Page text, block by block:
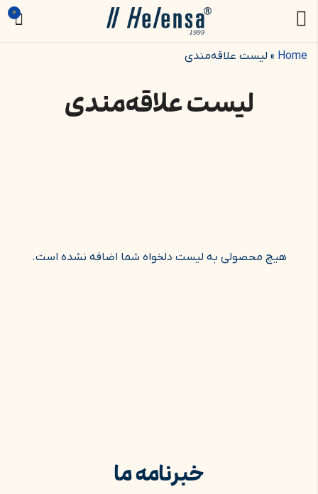
0
لیست علاقه‌مندی
Home
» لیست علاقه‌مندی
هیچ محصولی به لیست دلخواه شما اضافه نشده است.
خبرنامه ما